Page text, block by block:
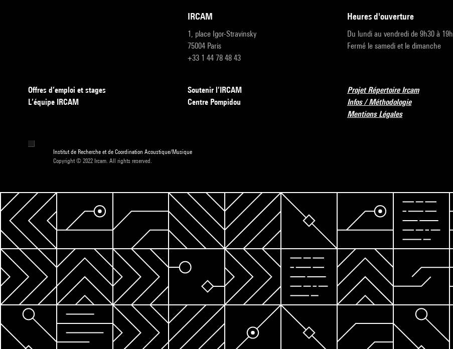
IRCAM
1, place Igor-Stravinsky
75004 Paris
+33 1 44 78 48 43
heures d'ouverture
Du lundi au vendredi de 9h30 à 19h
Fermé le samedi et le dimanche
Offres d’emploi et stages
L’équipe IRCAM
Soutenir l’IRCAM
Centre Pompidou
Projet Répertoire Ircam
Infos / Méthodologie
Mentions Légales
Institut de Recherche et de Coordination Acoustique/Musique
Copyright © 2022 Ircam. All rights reserved.